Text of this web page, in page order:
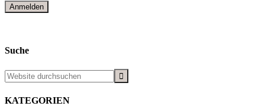
Suche
KATEGORIEN